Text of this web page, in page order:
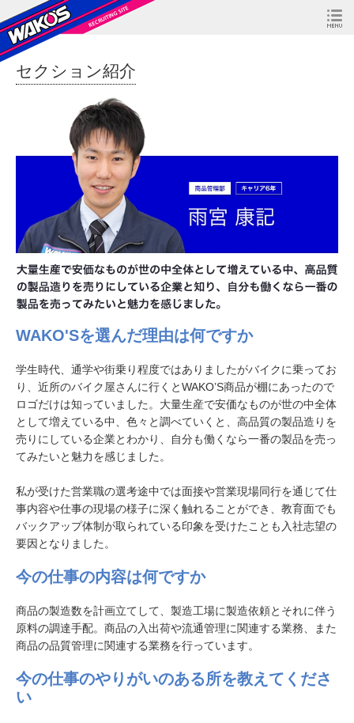
セクション紹介
WAKO'Sを選んだ理由は何ですか
学生時代、通学や街乗り程度ではありましたがバイクに乗ってお
り、近所のバイク屋さんに行くとWAKO’S商品が棚にあったので
ロゴだけは知っていました。大量生産で安価なものが世の中全体
として増えている中、色々と調べていくと、高品質の製品造りを
売りにしている企業とわかり、自分も働くなら一番の製品を売っ
てみたいと魅力を感じました。
私が受けた営業職の選考途中では面接や営業現場同行を通じて仕
事内容や仕事の現場の様子に深く触れることができ、教育面でも
バックアップ体制が取られている印象を受けたことも入社志望の
要因となりました。
今の仕事の内容は何ですか
商品の製造数を計画立てして、製造工場に製造依頼とそれに伴う
原料の調達手配。商品の入出荷や流通管理に関連する業務、また
商品の品質管理に関連する業務を行っています。
今の仕事のやりがいのある所を教えてくださ
い